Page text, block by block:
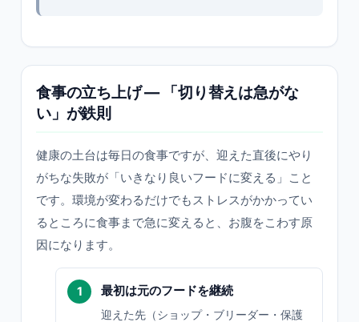
食事の立ち上げ — 「切り替えは急がな
い」が鉄則
健康の土台は毎日の食事ですが、迎えた直後にやり
がちな失敗が「いきなり良いフードに変える」こと
です。環境が変わるだけでもストレスがかかってい
るところに食事まで急に変えると、お腹をこわす原
因になります。
最初は元のフードを継続
迎えた先（ショップ・ブリーダー・保護